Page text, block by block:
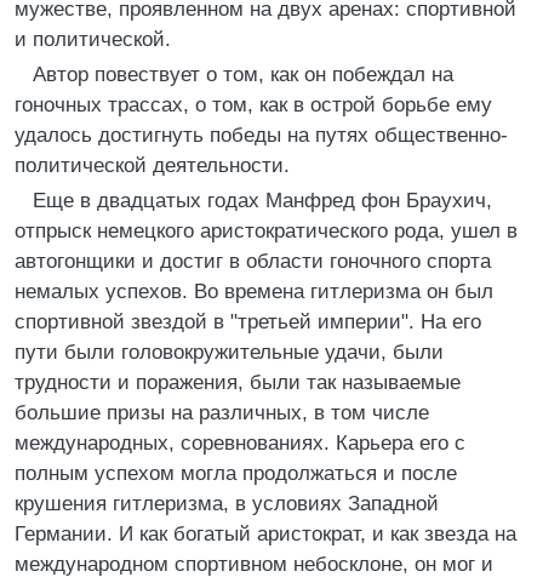
мужестве, проявленном на двух аренах: спортивной
и политической.
Автор повествует о том, как он побеждал на
гоночных трассах, о том, как в острой борьбе ему
удалось достигнуть победы на путях общественно-
политической деятельности.
Еще в двадцатых годах Манфред фон Браухич,
отпрыск немецкого аристократического рода, ушел в
автогонщики и достиг в области гоночного спорта
немалых успехов. Во времена гитлеризма он был
спортивной звездой в "третьей империи". На его
пути были головокружительные удачи, были
трудности и поражения, были так называемые
большие призы на различных, в том числе
международных, соревнованиях. Карьера его с
полным успехом могла продолжаться и после
крушения гитлеризма, в условиях Западной
Германии. И как богатый аристократ, и как звезда на
международном спортивном небосклоне, он мог и